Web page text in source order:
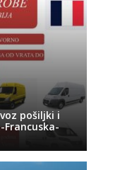
pošiljki i
Francuska-